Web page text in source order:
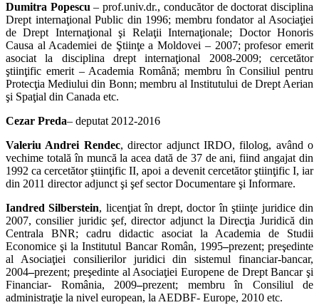
Dumitra Popescu – prof.univ.dr., conducător de doctorat disciplina
Drept internaţional Public din 1996; membru fondator al Asociaţiei
de Drept Internaţional şi Relaţii Internaţionale; Doctor Honoris
Causa al Academiei de Ştiinţe a Moldovei – 2007; profesor emerit
asociat la disciplina drept internaţional 2008-2009; cercetător
ştiinţific emerit – Academia Română; membru în Consiliul pentru
Protecţia Mediului din Bonn; membru al Institutului de Drept Aerian
şi Spaţial din Canada etc.
Cezar Preda– deputat 2012-2016
Valeriu Andrei Rendec, director adjunct IRDO, filolog, având o
vechime totală în muncă la acea dată de 37 de ani, fiind angajat din
1992 ca cercetător ştiinţific II, apoi a devenit cercetător ştiinţific I, iar
din 2011 director adjunct şi şef sector Documentare şi Informare.
Iandred Silberstein, licenţiat în drept, doctor în ştiinţe juridice din
2007, consilier juridic şef, director adjunct la Direcţia Juridică din
Centrala BNR; cadru didactic asociat la Academia de Studii
Economice şi la Institutul Bancar Român, 1995–prezent; preşedinte
al Asociaţiei consilierilor juridici din sistemul financiar-bancar,
2004–prezent; preşedinte al Asociaţiei Europene de Drept Bancar şi
Financiar- România, 2009–prezent; membru în Consiliul de
administraţie la nivel european, la AEDBF- Europe, 2010 etc.